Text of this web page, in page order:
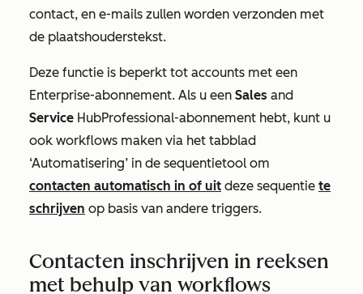
contact, en e-mails zullen worden verzonden met
de plaatshouderstekst.
Deze functie is beperkt tot accounts met een
Enterprise-abonnement. Als u een Sales and
Service HubProfessional-abonnement hebt, kunt u
ook workflows maken via het tabblad
‘Automatisering’ in de sequentietool om
contacten automatisch in of uit deze sequentie te
schrijven op basis van andere triggers.
Contacten inschrijven in reeksen
met behulp van workflows